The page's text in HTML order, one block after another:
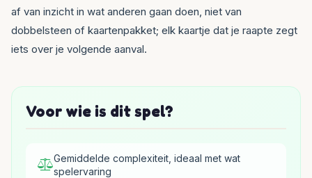
af van inzicht in wat anderen gaan doen, niet van
dobbelsteen of kaartenpakket; elk kaartje dat je raapte zegt
iets over je volgende aanval.
Voor wie is dit spel?
Gemiddelde complexiteit, ideaal met wat
spelervaring